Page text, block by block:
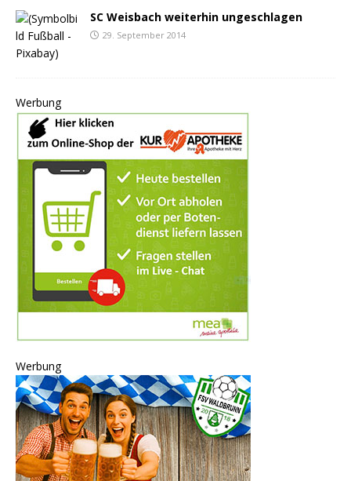
SC Weisbach weiterhin ungeschlagen
29. September 2014
Werbung
Werbung